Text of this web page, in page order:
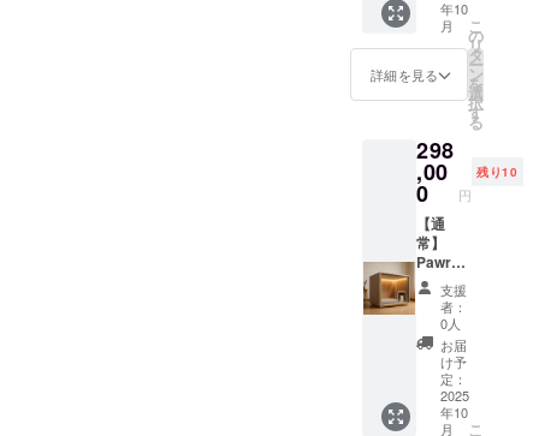
メー
カー所
在地
（国）
： 日本
・製造
本 ・法
人名：
株式会
社
SALVAT
ORE 2.
商品概
要につ
いて ・
商品サ
イズ/重
量：横
70cm×
50cm×
とス
テッ
カーを
ご提供
しま
す。 ・
展開：
白, 黒，
グレー
・商品
ステッ
カーサ
イズ：
7.5cm×
7.5cm
1. 本商
品の
メー
カー情
報 ・
メー
年10
月
詳細を見る
こ
の
リ
タ
ー
ン
を
選
択
す
る
298
,00
0 円
残り10
【通
常】
Pawrad
iseミニ
サイズ×
ステッ
カー ・
Pawrad
iseミニ
サイズ
とス
支援
者：
0人
お届
け予
定：
2025
年10
月
こ